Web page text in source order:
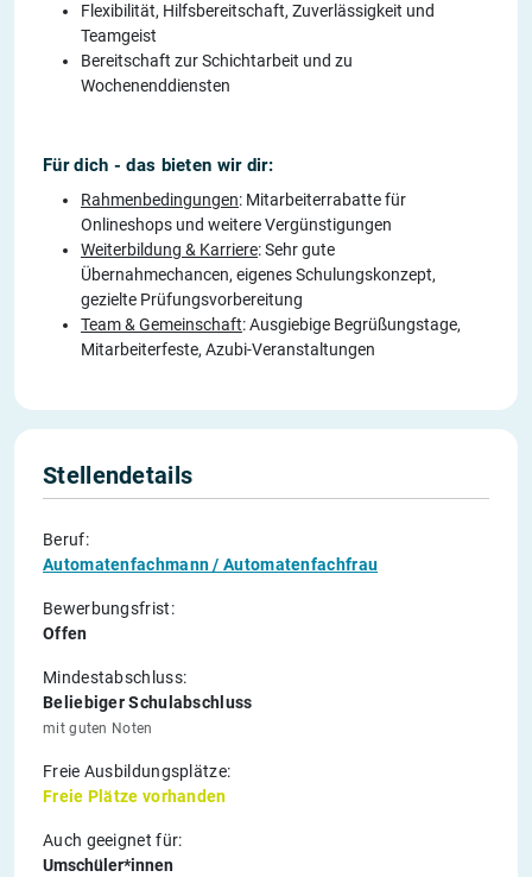
Flexibilität, Hilfsbereitschaft, Zuverlässigkeit und
Teamgeist
Bereitschaft zur Schichtarbeit und zu
Wochenenddiensten
Für dich - das bieten wir dir:
Rahmenbedingungen: Mitarbeiterrabatte für
Onlineshops und weitere Vergünstigungen
Weiterbildung & Karriere: Sehr gute
Übernahmechancen, eigenes Schulungskonzept,
gezielte Prüfungsvorbereitung
Team & Gemeinschaft: Ausgiebige Begrüßungstage,
Mitarbeiterfeste, Azubi-Veranstaltungen
Stellendetails
Beruf:
Automatenfachmann / Automatenfachfrau
Bewerbungsfrist:
Offen
Mindestabschluss:
Beliebiger Schulabschluss
mit guten Noten
Freie Ausbildungsplätze:
Freie Plätze vorhanden
Auch geeignet für:
Umschüler*innen